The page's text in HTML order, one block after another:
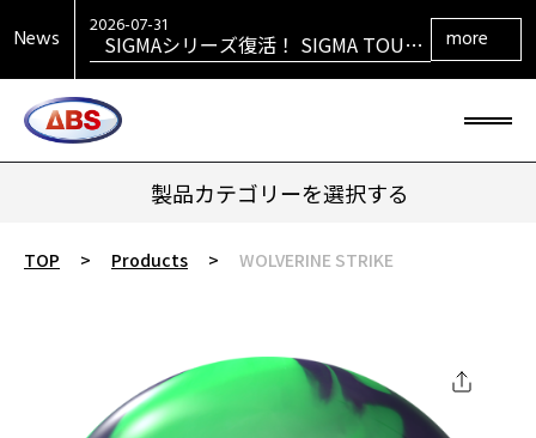
News STRIKER HYBRID発売！
2026-07-31
SIGMAシリーズ復活！ SIGMA TOUR
PEARL発売！
2026-07-29
大岡産業レディース ［THE OPEN] ト
ーナメント 2026 優勝！
2026-06-30
HONEY BADGERシリーズ最新作
HONEY BADGER DARKOUT発売！
more
製品カテゴリーを選択する
TOP > Products > WOLVERINE STRIKE